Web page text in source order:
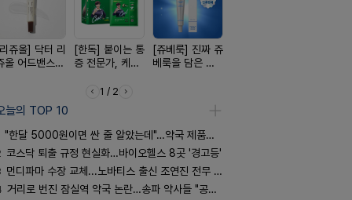
쥬올] 닥터 리
올 어드밴스드
[한독] 붙이는 통
증 전문가, 케토
스타(쿨) 40매
[쥬베룩] 진짜 쥬
베룩을 담은 약
1 / 2
늘의 TOP 10
"한달 5000원이면 싼 줄 알았는데"…약국 제품과 비교해보니
코스닥 퇴출 규정 현실화…바이오헬스 8곳 '경고등'
먼디파마 수장 교체...노바티스 출신 조연진 전무 내정
거리로 번진 잠실역 약국 논란…송파 약사들 "공공성 훼손"